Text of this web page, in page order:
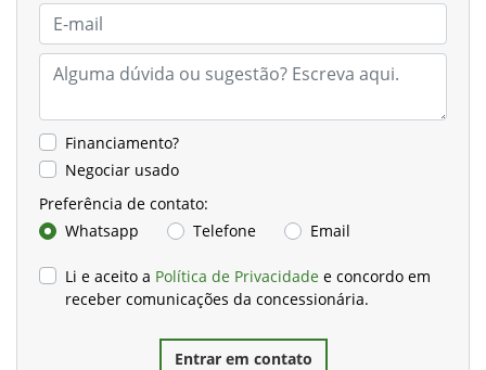
Financiamento?
Negociar usado
Preferência de contato:
Whatsapp
Telefone Email
Li e aceito a Política de Privacidade e concordo em
receber comunicações da concessionária.
Entrar em contato